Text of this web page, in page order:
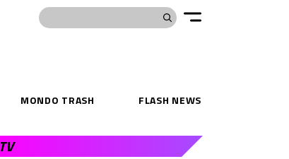
MONDO TRASH FLASH NEWS
TV